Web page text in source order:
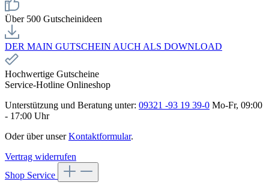
Über 500 Gutscheinideen
DER MAIN GUTSCHEIN AUCH ALS DOWNLOAD
Hochwertige Gutscheine
Service-Hotline Onlineshop
Unterstützung und Beratung unter: 09321 -93 19 39-0 Mo-Fr, 09:00
- 17:00 Uhr
Oder über unserKontaktformular.
Vertrag widerrufen
Shop Service